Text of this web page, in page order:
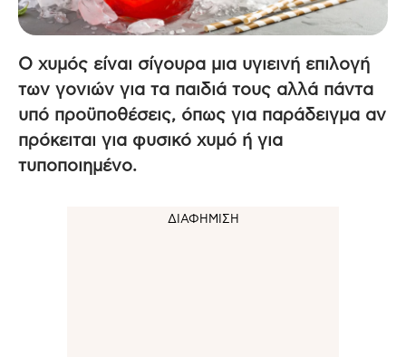
Ο χυμός είναι σίγουρα μια υγιεινή επιλογή
των γονιών για τα παιδιά τους αλλά πάντα
υπό προϋποθέσεις, όπως για παράδειγμα αν
πρόκειται για φυσικό χυμό ή για
τυποποιημένο.